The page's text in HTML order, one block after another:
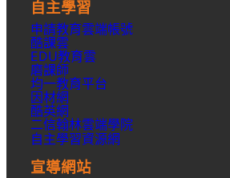
自主學習
申請教育雲端帳號
酷課雲
EDU教育雲
磨課師
均一教育平台
因材網
酷英網
二信翰林雲端學院
自主學習資源網
宣導網站